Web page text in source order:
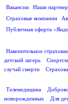
Вакансии
Наши
Страховые компании
Публичная оферта
Накопительное
детский лагерь
случай смерти
Телемедицина
новорожденных
Для